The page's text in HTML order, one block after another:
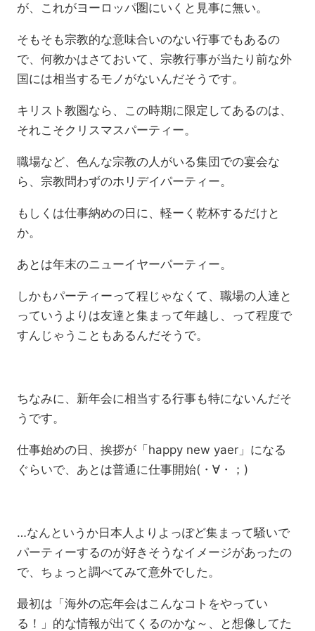
が、これがヨーロッパ圏にいくと見事に無い。
そもそも宗教的な意味合いのない行事でもあるの
で、何教かはさておいて、宗教行事が当たり前な外
国には相当するモノがないんだそうです。
キリスト教圏なら、この時期に限定してあるのは、
それこそクリスマスパーティー。
職場など、色んな宗教の人がいる集団での宴会な
ら、宗教問わずのホリデイパーティー。
もしくは仕事納めの日に、軽ーく乾杯するだけと
か。
あとは年末のニューイヤーパーティー。
しかもパーティーって程じゃなくて、職場の人達と
っていうよりは友達と集まって年越し、って程度で
すんじゃうこともあるんだそうで。
ちなみに、新年会に相当する行事も特にないんだそ
うです。
仕事始めの日、挨拶が「happy new yaer」になる
ぐらいで、あとは普通に仕事開始(・∀・；)
…なんというか日本人よりよっぽど集まって騒いで
パーティーするのが好きそうなイメージがあったの
で、ちょっと調べてみて意外でした。
最初は「海外の忘年会はこんなコトをやってい
る！」的な情報が出てくるのかな～、と想像してた